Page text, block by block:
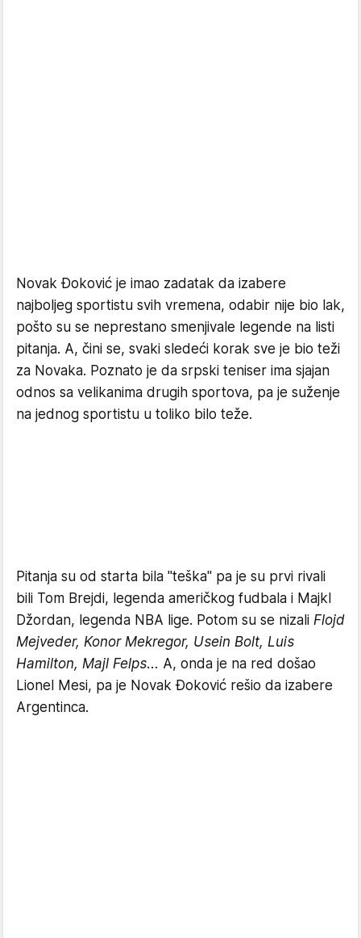
Novak Đoković je imao zadatak da izabere
najboljeg sportistu svih vremena, odabir nije bio lak,
pošto su se neprestano smenjivale legende na listi
pitanja. A, čini se, svaki sledeći korak sve je bio teži
za Novaka. Poznato je da srpski teniser ima sjajan
odnos sa velikanima drugih sportova, pa je suženje
na jednog sportistu u toliko bilo teže.
Pitanja su od starta bila "teška" pa je su prvi rivali
bili Tom Brejdi, legenda američkog fudbala i Majkl
Džordan, legenda NBA lige. Potom su se nizali Flojd
Mejveder, Konor Mekregor, Usein Bolt, Luis
Hamilton, Majl Felps... A, onda je na red došao
Lionel Mesi, pa je Novak Đoković rešio da izabere
Argentinca.